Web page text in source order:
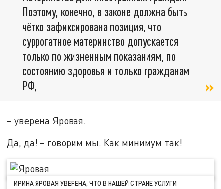
Поэтому, конечно, в законе должна быть
чётко зафиксирована позиция, что
суррогатное материнство допускается
только по жизненным показаниям, по
состоянию здоровья и только гражданам
РФ,
– уверена Яровая.
Да, да! – говорим мы. Как минимум так!
ИРИНА ЯРОВАЯ УВЕРЕНА, ЧТО В НАШЕЙ СТРАНЕ УСЛУГИ